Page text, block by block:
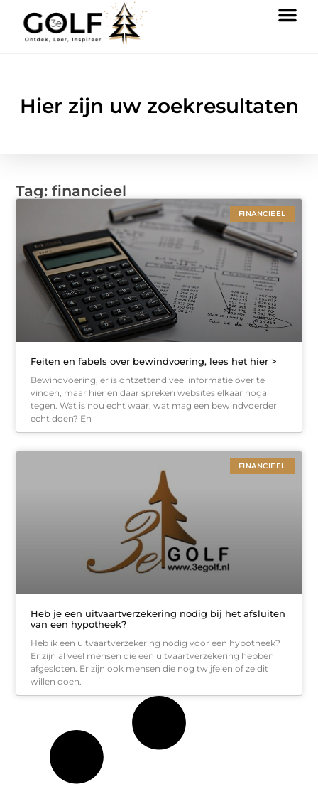
Hier zijn uw zoekresultaten
Tag: financieel
FINANCIEEL
Feiten en fabels over bewindvoering, lees het hier >
Bewindvoering, er is ontzettend veel informatie over te
vinden, maar hier en daar spreken websites elkaar nogal
tegen. Wat is nou echt waar, wat mag een bewindvoerder
echt doen? En
FINANCIEEL
Heb je een uitvaartverzekering nodig bij het afsluiten
van een hypotheek?
Heb ik een uitvaartverzekering nodig voor een hypotheek?
Er zijn al veel mensen die een uitvaartverzekering hebben
afgesloten. Er zijn ook mensen die nog twijfelen of ze dit
willen doen.